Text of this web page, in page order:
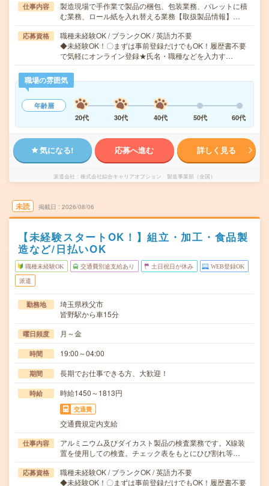
仕事内容
製造現場で手作業で製品の梱包、包装業務、パレットに積
む業務、ロール紙を入れ替える業務【取扱製品情報】…
応募資格
職種未経験OK / ブランクOK / 英語力不要
◆未経験OK！〇まずは事前登録だけでもOK！履歴書不要
で気軽にオンライン登録★氏名・職種などを入力す…
職場の雰囲気
年齢層
20代
30代 40代 50代 60代
気になる! 応募へ進む 詳しく見る
派遣会社 株式会社綜合キャリアオプション 製造事業部（全国）
未読 掲載日 2026/08/06
【未経験スタートOK！】組立・加工・食品製
造など/日払いOK
職種未経験OK 交通費別途支給あり 土日祝日が休み WEB登録OK
派遣
勤務地
埼玉県秩父市
皆野駅から車15分
曜日頻度 月～金
時間 19:00～04:00
期間 長期でお仕事できる方、大歓迎！
時給 時給1450～1813円
交通費
交通費規定内支給
仕事内容
アルミニウム及びダイカスト製品の検査業務です。X線装
置を使用しての検査。チェック表をもとにひび割れ等…
応募資格
職種未経験OK / ブランクOK / 英語力不要
◆未経験OK！〇まずは事前登録だけでもOK！履歴書不要